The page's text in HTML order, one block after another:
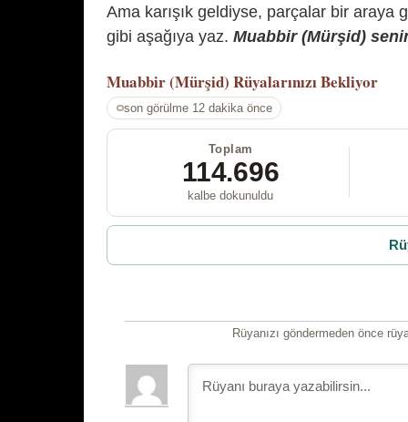
Ama karışık geldiyse, parçalar bir araya
gibi aşağıya yaz. Muabbir (Mürşid)
Muabbir (Mürşid) Rüyalarınızı Bekliyor
son görülme 12 dakika önce
Toplam
114.696
kalbe dokunuldu
Rüyanızı göndermeden önce